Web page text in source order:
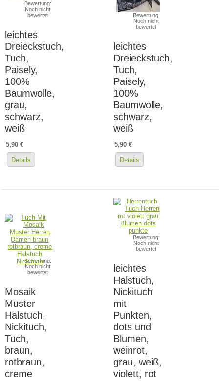
Bewertung:
Noch nicht
bewertet
leichtes
Dreieckstuch,
Tuch,
Paisely,
100%
Baumwolle,
grau,
schwarz,
weiß
5,90 €
Details
Bewertung:
Noch nicht
bewertet
leichtes
Dreieckstuch,
Tuch,
Paisely,
100%
Baumwolle,
schwarz,
weiß
5,90 €
Details
Bewertung:
Noch nicht
bewertet
Mosaik
Muster
Halstuch,
Nickituch,
Tuch,
braun,
rotbraun,
creme
Bewertung:
Noch nicht
bewertet
leichtes
Halstuch,
Nickituch
mit
Punkten,
dots und
Blumen,
weinrot,
grau, weiß,
violett, rot